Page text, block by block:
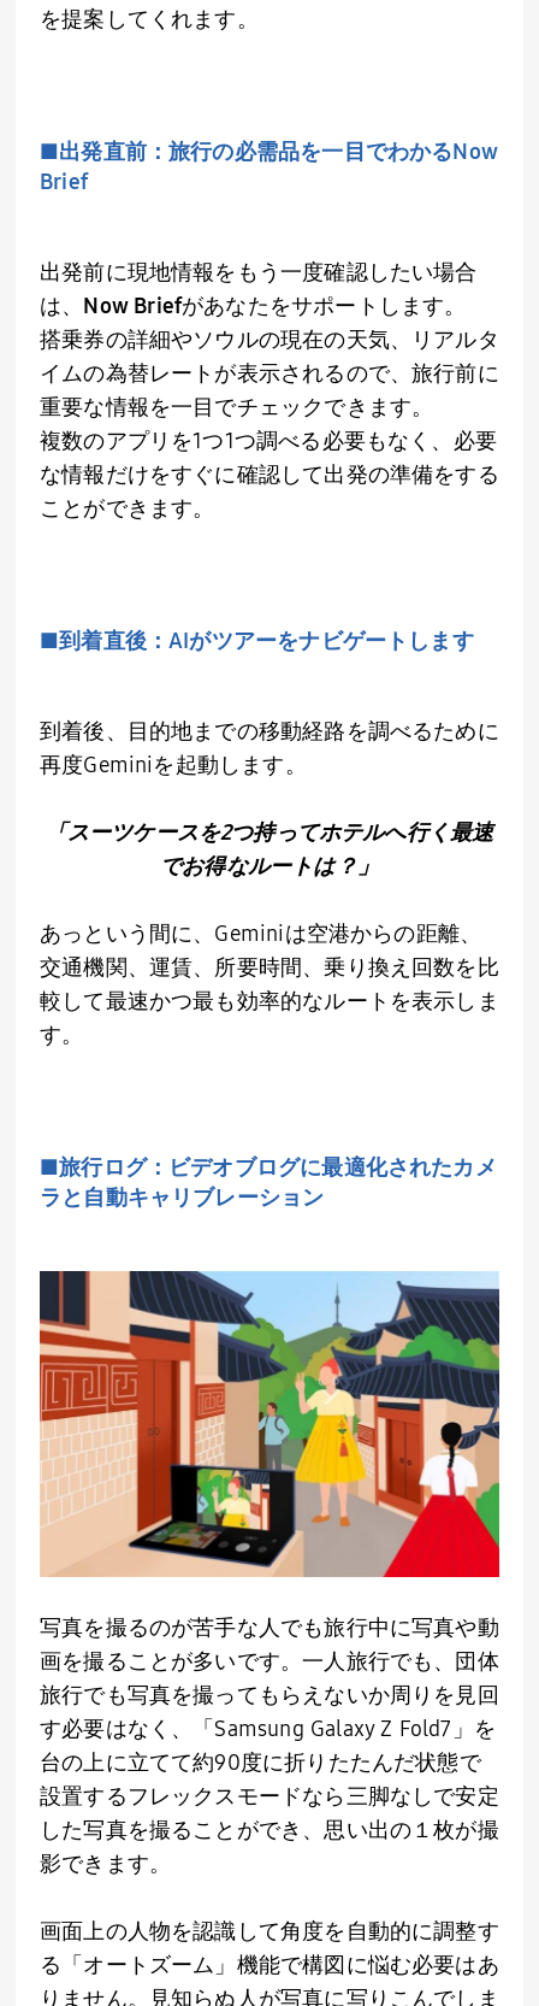
を提案してくれます。
■出発直前：旅行の必需品を一目でわかるNow
Brief
出発前に現地情報をもう一度確認したい場合
は、 Now Briefがあなたをサポートします。
搭乗券の詳細やソウルの現在の天気、リアルタ
イムの為替レートが表示されるので、旅行前に
重要な情報を一目でチェックできます。
複数のアプリを1つ1つ調べる必要もなく、必要
な情報だけをすぐに確認して出発の準備をする
ことができます。
■到着直後：AIがツアーをナビゲートします
到着後、目的地までの移動経路を調べるために
再度Geminiを起動します。
「スーツケースを2つ持ってホテルへ行く最速
でお得なルートは？」
あっという間に、 Geminiは空港からの距離、
交通機関、運賃、所要時間、乗り換え回数を比
較して最速かつ最も効率的なルートを表示しま
す。
■旅行ログ：ビデオブログに最適化されたカメ
ラと自動キャリブレーション
写真を撮るのが苦手な人でも旅行中に写真や動
画を撮ることが多いです。一人旅行でも、団体
旅行でも写真を撮ってもらえないか周りを見回
す必要はなく、「 Samsung Galaxy Z Fold7 」を
台の上に立てて約90度に折りたたんだ状態で
設置するフレックスモードなら三脚なしで安定
した写真を撮ることができ、思い出の１枚が撮
影できます。
画面上の人物を認識して角度を自動的に調整す
る「オートズーム」機能で構図に悩む必要はあ
りません。見知らぬ人が写真に写りこんでしま